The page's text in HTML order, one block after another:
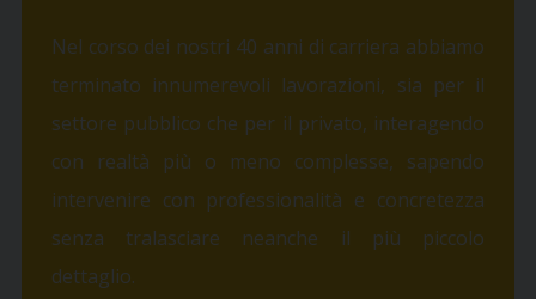
Nel corso dei nostri 40 anni di carriera abbiamo
terminato innumerevoli lavorazioni, sia per il
settore pubblico che per il privato, interagendo
con realtà più o meno complesse, sapendo
intervenire con professionalità e concretezza
senza tralasciare neanche il più piccolo
dettaglio.